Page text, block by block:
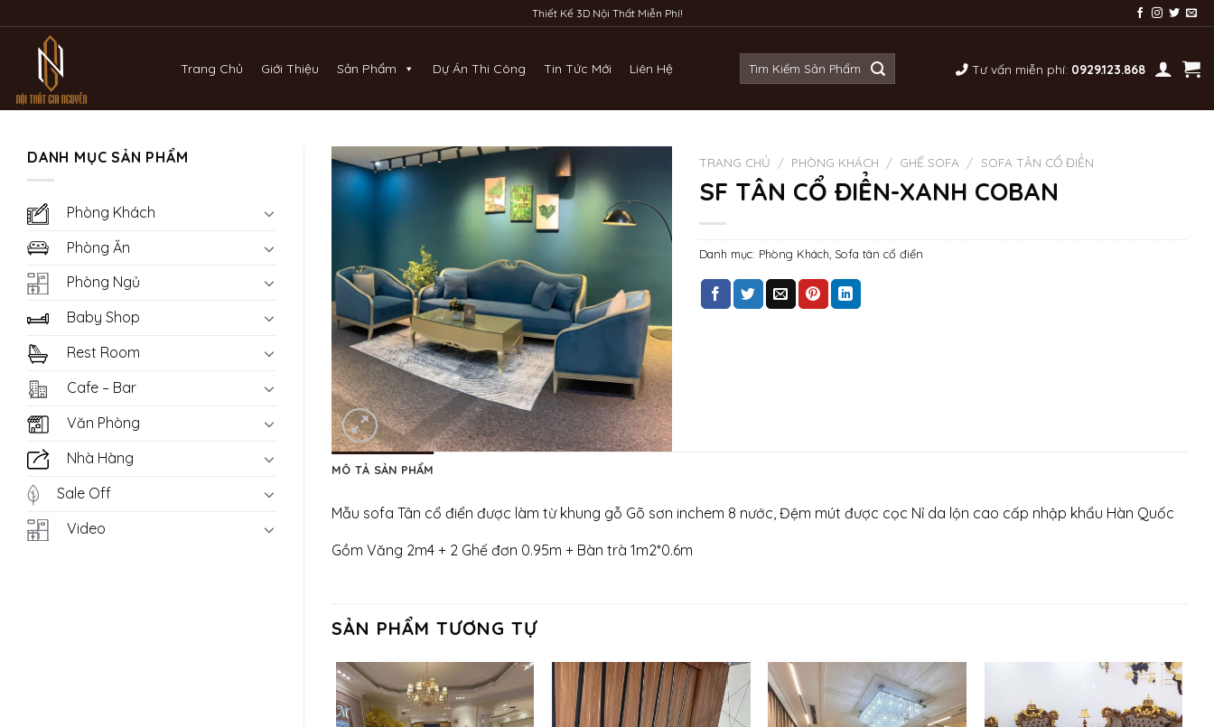
qua
Thiết Kế 3D Nội Thất Miễn Phí!
Trang Chủ Giới Thiệu Sản Phẩm Dự Án Thi Công Tin Tức Mới Liên Hệ Tư vấn miễn phí: 0929.123.868
DANH MỤC SẢN PHẨM
Phòng Khách
Phòng Ăn
Phòng Ngủ
Baby Shop
Rest Room
Cafe – Bar
Văn Phòng
Nhà Hàng
Sale Off
Video
TRANG CHỦ / PHÒNG KHÁCH / GHẾ SOFA / SOFA TÂN CỔ ĐIỂN
SF TÂN CỔ ĐIỂN-XANH COBAN
Danh mục: Phòng Khách Sofa tân cổ điển
MÔ TẢ SẢN PHẨM
Mẫu sofa Tân cổ điển được làm từ khung gỗ Gõ sơn inchem 8 nước, Đệm mút được cọc Nỉ da lộn cao cấp nhập khẩu Hàn Quốc
Gồm Văng 2m4 + 2 Ghế đơn 0.95m + Bàn trà 1m2*0.6m
SẢN PHẨM TƯƠNG TỰ